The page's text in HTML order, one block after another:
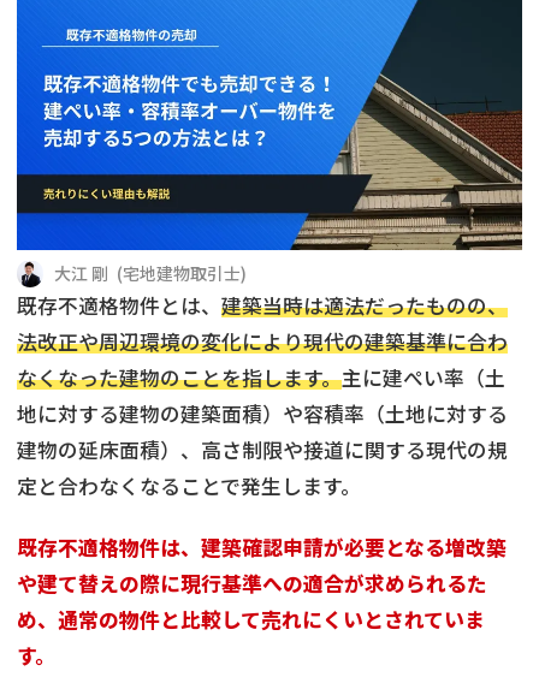
相談内容で探す
空き家 事故物件
再建築不可 底地
共有持分
ゴミ屋敷 任意売却
リースバック
不動産コラム
不動産売却 再建築不可物件
底地
訳あり不動産 不動産投資
土地売却 不動産相続
借地 不動産リースバック
任意売却 空き家
アンケート調査
業者を探す
大江 剛 (宅地建物取引士)
既存不適格物件とは、 建築当時は適法だったものの、
法改正や周辺環境の変化により現代の建築基準に合わ
なくなった建物のことを指します。主に建ぺい率（土
地に対する建物の建築面積）や容積率（土地に対する
建物の延床面積）、高さ制限や接道に関する現代の規
定と合わなくなることで発生します。
既存不適格物件は、建築確認申請が必要となる増改築
や建て替えの際に現行基準への適合が求められるた
め、通常の物件と比較して売れにくいとされていま
す。